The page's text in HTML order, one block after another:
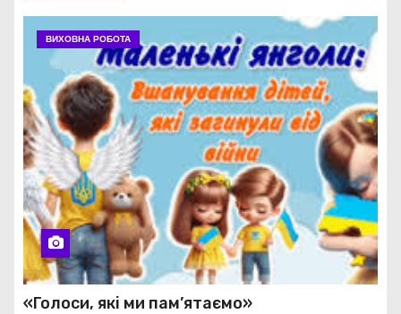
ВИХОВНА РОБОТА
«Голоси, які ми пам’ятаємо»